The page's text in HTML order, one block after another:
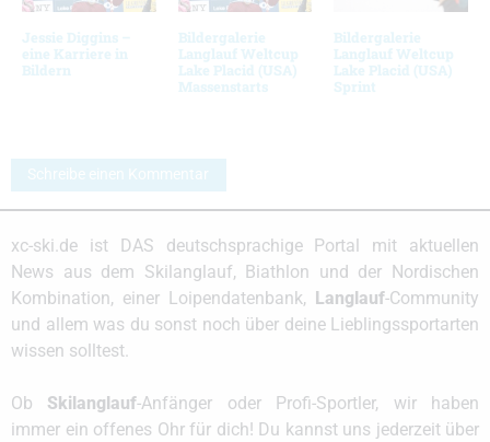
Jessie Diggins –
eine Karriere in
Bildern
Bildergalerie
Langlauf Weltcup
Lake Placid (USA)
Massenstarts
Bildergalerie
Langlauf Weltcup
Lake Placid (USA)
Sprint
Schreibe einen Kommentar
xc-ski.de ist DAS deutschsprachige Portal mit aktuellen
News aus dem Skilanglauf, Biathlon und der Nordischen
Kombination, einer Loipendatenbank,
Langlauf-Community
und allem was du sonst noch über deine Lieblingssportarten
wissen solltest.
Ob Skilanglauf-Anfänger oder Profi-Sportler, wir haben
immer ein offenes Ohr für dich! Du kannst uns jederzeit über